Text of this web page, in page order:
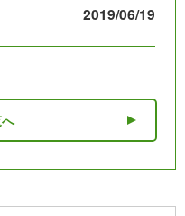
2019/06/19